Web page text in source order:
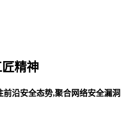
精神
前沿安全态势,聚合网络安全漏洞